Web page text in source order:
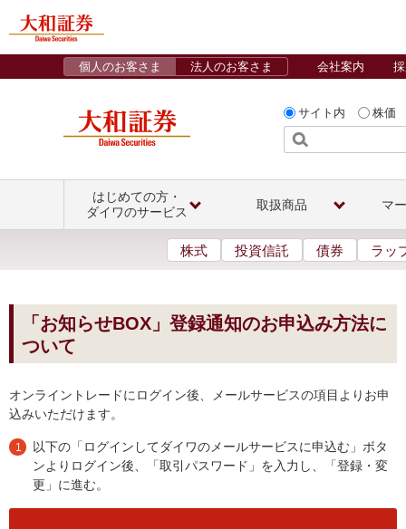
サイト内 株価
個人のお客さま 法人のお客さま 会社案内
はじめての方・
ダイワのサービス
取扱商品 マ
株式 投資信託 債券 ラッ
「お知らせBOX」登録通知のお申込み方法に
ついて
オンライントレードにログイン後、メールサービスの項目よりお申
込みいただけます。
1
以下の「ログインしてダイワのメールサービスに申込む」ボタ
ンよりログイン後、「取引パスワード」を入力し、「登録・変
更」に進む。